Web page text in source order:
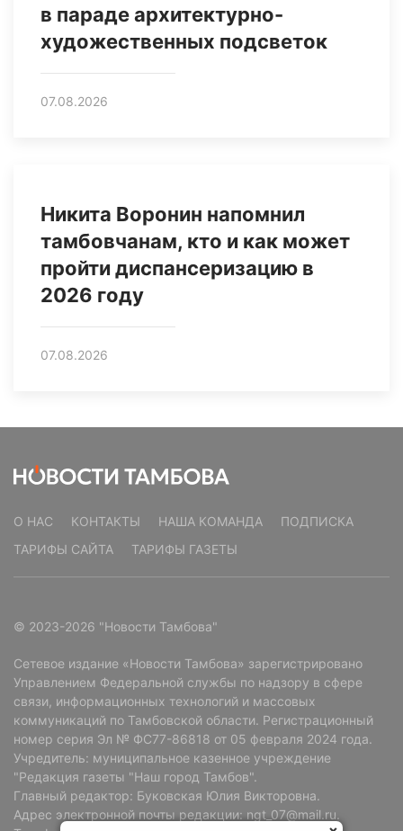
в параде архитектурно-
художественных подсветок
07.08.2026
Никита Воронин напомнил
тамбовчанам, кто и как может
пройти диспансеризацию в
2026 году
07.08.2026
О НАС КОНТАКТЫ НАША КОМАНДА
ПОДПИСКА
ТАРИФЫ САЙТА
ТАРИФЫ ГАЗЕТЫ
© 2023-2026 "Новости Тамбова"
Сетевое издание «Новости Тамбова» зарегистрировано
Управлением Федеральной службы по надзору в сфере
связи, информационных технологий и массовых
коммуникаций по Тамбовской области. Регистрационный
номер серия Эл № ФС77-86818 от 05 февраля 2024 года.
Учредитель: муниципальное казенное учреждение
"Редакция газеты "Наш город Тамбов".
Главный редактор: Буковская Юлия Викторовна.
Адрес электронной почты редакции: ngt_07@mail.ru.